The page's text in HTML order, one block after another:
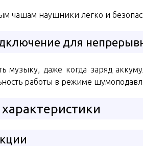
чашам наушники легко и
для
музыку, даже когда заряд
работы в режиме